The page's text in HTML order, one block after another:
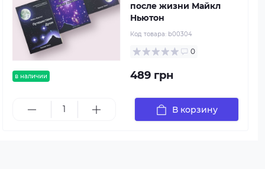
в наличии
после жизни Майкл
Ньютон
Код товара: b00304
0
489 грн
В корзину